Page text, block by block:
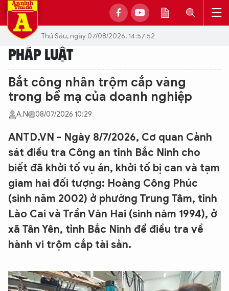
Thứ Sáu, ngày 07/08/2026, 14:57:52
PHÁP LUẬT
Bắt công nhân trộm cắp vàng
trong bể mạ của doanh nghiệp
A.N 08/07/2026 10:29
ANTD.VN - Ngày 8/7/2026, Cơ quan Cảnh
sát điều tra Công an tỉnh Bắc Ninh cho
biết đã khởi tố vụ án, khởi tố bị can và tạm
giam hai đối tượng: Hoàng Công Phúc
(sinh năm 2002) ở phường Trung Tâm, tỉnh
Lào Cai và Trần Văn Hai (sinh năm 1994), ở
xã Tân Yên, tỉnh Bắc Ninh để điều tra về
hành vi trộm cắp tài sản.